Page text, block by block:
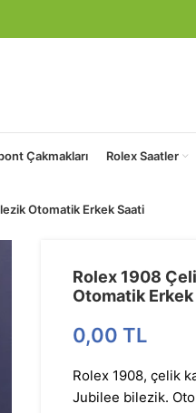
Çakmakları Rolex Saatler
Otomatik Erkek Saati
Rolex 1908
Otomatik Erkek
0,00 TL
Rolex 1908, çelik
Jubilee bilezik.